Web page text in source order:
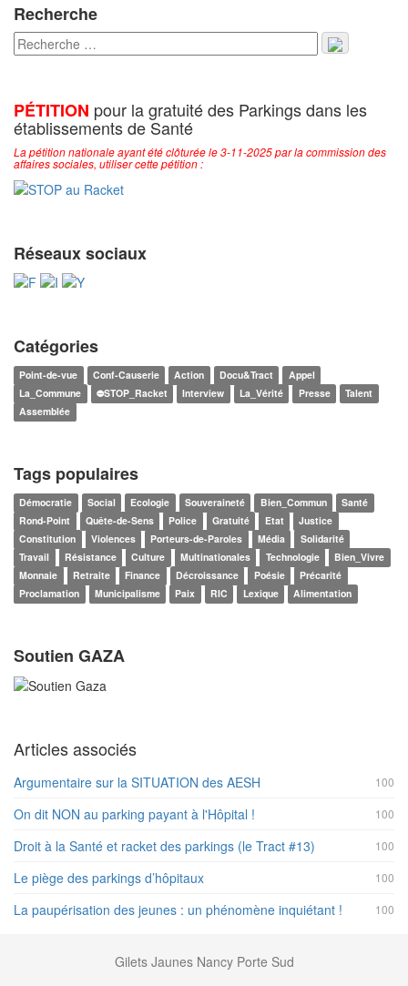
Recherche
PÉTITION pour la gratuité des Parkings dans les
établissements de Santé
La pétition nationale ayant été clôturée le 3-11-2025 par la commission des
affaires sociales, utiliser cette pétition :
Réseaux sociaux
Catégories
Point-de-vue Conf-Causerie Action Docu&Tract
Appel
La_Commune
⛔STOP_Racket Interview La_Vérité Presse
Talent
Assemblée
Tags populaires
Démocratie Social Ecologie Souveraineté Bien_Commun
Santé
Rond-Point
Quête-de-Sens Police Gratuité Etat
Justice
Constitution
Violences Porteurs-de-Paroles Média
Solidarité
Travail
Résistance Culture Multinationales Technologie
Bien_Vivre
Monnaie
Retraite Finance Décroissance Poésie
Précarité
Proclamation
Municipalisme Paix RIC Lexique Alimentation
Soutien GAZA
Articles associés
100
Argumentaire sur la SITUATION des AESH
100
On dit NON au parking payant à l'Hôpital !
100
Droit à la Santé et racket des parkings (le Tract #13)
100
Le piège des parkings d’hôpitaux
100
La paupérisation des jeunes : un phénomène inquiétant !
Gilets Jaunes Nancy Porte Sud